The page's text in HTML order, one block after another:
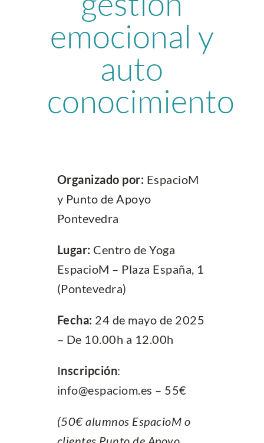
emocional y
auto
conocimiento
Organizado por: EspacioM
y Punto de Apoyo
Pontevedra
Lugar: Centro de Yoga
EspacioM – Plaza España, 1
(Pontevedra)
Fecha: 24 de mayo de 2025
– De 10.00h a 12.00h
Inscripción:
info@espaciom.es – 55€
(50€ alumnos EspacioM o